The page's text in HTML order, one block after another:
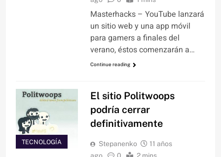
Masterhacks – YouTube lanzará
un sitio web y una app móvil
para gamers a finales del
verano, éstos comenzarán a…
Continue reading
TECNOLOGÍA
El sitio Politwoops
podría cerrar
definitivamente
Stepanenko
11 años